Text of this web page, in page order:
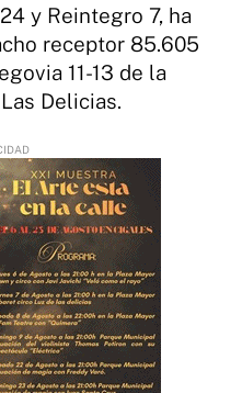
y Reintegro 7, ha
receptor 85.605
11-13 de la
Delicias.